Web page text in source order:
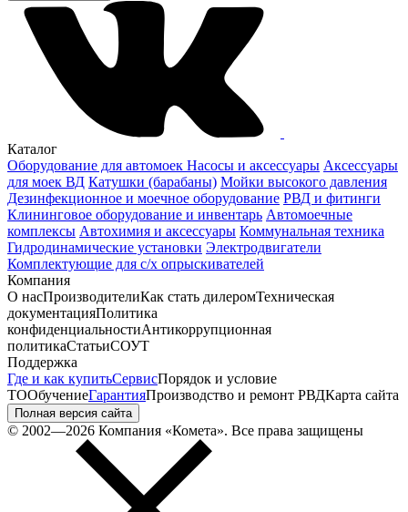
Каталог
Оборудование для автомоек Насосы и аксессуары Аксессуары
для моек ВД Катушки (барабаны) Мойки высокого давления
Дезинфекционное и моечное оборудование РВД и фитинги
Клининговое оборудование и инвентарь Автомоечные
комплексы Автохимия и аксессуары Коммунальная техника
Гидродинамические установки Электродвигатели
Комплектующие для с/х опрыскивателей
Компания
О насПроизводителиКак стать дилеромТехническая
документацияПолитика
конфиденциальностиАнтикоррупционная
политикаСтатьиСОУТ
Поддержка
Где и как купитьСервисПорядок и условие
ТООбучениеГарантияПроизводство и ремонт РВДКарта сайта
Полная версия сайта
© 2002—2026 Компания «Комета». Все права защищены